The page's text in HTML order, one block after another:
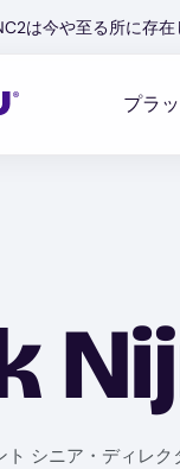
は今や至る所に存
プラ
シニア・ディレク